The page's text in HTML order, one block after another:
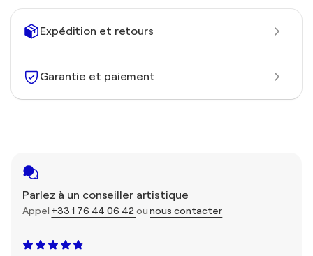
Expédition et retours
Garantie et paiement
Parlez à un conseiller artistique
Appel +33 1 76 44 06 42ounous contacter